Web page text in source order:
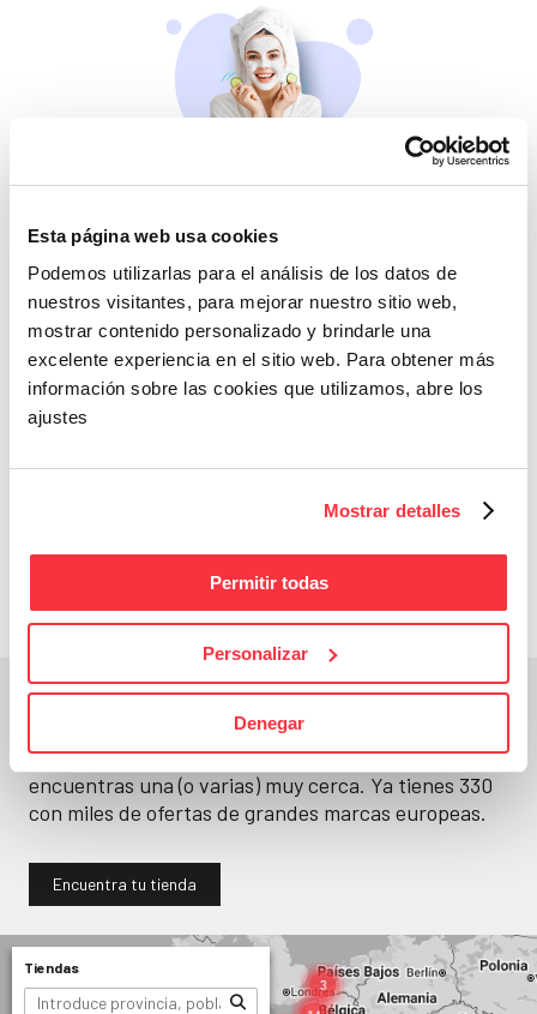
Esta página web usa cookies
Podemos utilizarlas para el análisis de los datos de
nuestros visitantes, para mejorar nuestro sitio web,
mostrar contenido personalizado y brindarle una
excelente experiencia en el sitio web. Para obtener más
información sobre las cookies que utilizamos, abre los
ajustes
Mostrar detalles
Permitir todas
Personalizar
Denegar
Si no te mimas tú…
llévatelos
En un segundo, la encuentras.
No paramos de abrirtiendas. Seguro que
encuentras una (o varias) muy cerca. Ya tienes 330
con miles de ofertas de grandes marcas europeas.
Encuentra tu tienda
Tiendas